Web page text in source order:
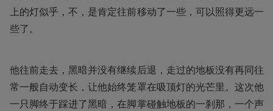
上的灯似乎，不，是肯定往前移动了一些，可以照得更远一
些了。
他往前走去，黑暗并没有继续后退，走过的地板没有再同往
常一般自动变长，让他始终笼罩在吸顶灯的光芒里。这次他
一只脚终于踩进了黑暗，在脚掌碰触地板的一刹那，一个声